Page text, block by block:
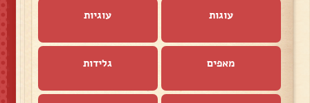
עוגות עוגיות
מאפים גלידות